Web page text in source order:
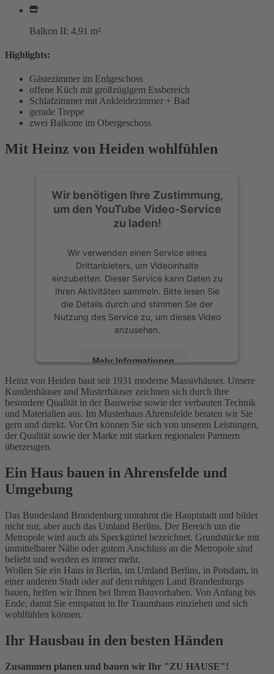
Balkon II: 4,91 m²
Highlights:
Gästezimmer im Erdgeschoss
offene Küch mit großzügigem Essbereich
Schlafzimmer mit Ankleidezimmer + Bad
gerade Treppe
zwei Balkone im Obergeschoss
Mit Heinz von Heiden wohlfühlen
Wir benötigen Ihre Zustimmung,
um den YouTube Video-Service
zu laden!
Wir verwenden einen Service eines
Drittanbieters, um Videoinhalte
einzubetten. Dieser Service kann Daten zu
Ihren Aktivitäten sammeln. Bitte lesen Sie
die Details durch und stimmen Sie der
Nutzung des Service zu, um dieses Video
anzusehen.
Mehr Informationen
Akzeptieren
powered byUsercentrics Consent
Management Platform
Heinz von Heiden baut seit 1931 moderne Massivhäuser. Unsere
Kundenhäuser und Musterhäuser zeichnen sich durch ihre
besondere Qualität in der Bauweise sowie der verbauten Technik
und Materialien aus. Im Musterhaus Ahrensfelde beraten wir Sie
gern und direkt. Vor Ort können Sie sich von unseren Leistungen,
der Qualität sowie der Marke mit starken regionalen Partnern
überzeugen.
Ein Haus bauen in Ahrensfelde und
Umgebung
Das Bundesland Brandenburg umrahmt die Hauptstadt und bildet
nicht nur, aber auch das Umland Berlins. Der Bereich um die
Metropole wird auch als Speckgürtel bezeichnet. Grundstücke mit
unmittelbarer Nähe oder gutem Anschluss an die Metropole sind
beliebt und werden es immer mehr.
Wollen Sie ein Haus in Berlin, im Umland Berlins, in Potsdam, in
einer anderen Stadt oder auf dem ruhigen Land Brandenburgs
bauen, helfen wir Ihnen bei Ihrem Bauvorhaben. Von Anfang bis
Ende, damit Sie entspannt in Ihr Traumhaus einziehen und sich
wohlfühlen können.
Ihr Hausbau in den besten Händen
Zusammen planen und bauen wir Ihr "ZU HAUSE"!